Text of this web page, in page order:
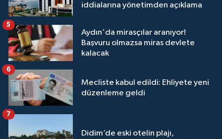
iddialarına yönetimden açıklama
Aydın'da mirasçılar aranıyor!
Başvuru olmazsa miras devlete
kalacak
5
Mecliste kabul edildi: Ehliyete yeni
düzenleme geldi
6
Didim’de eski otelin plajı,
7